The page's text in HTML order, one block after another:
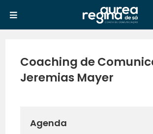
Coaching de
Jeremias Mayer
Agenda